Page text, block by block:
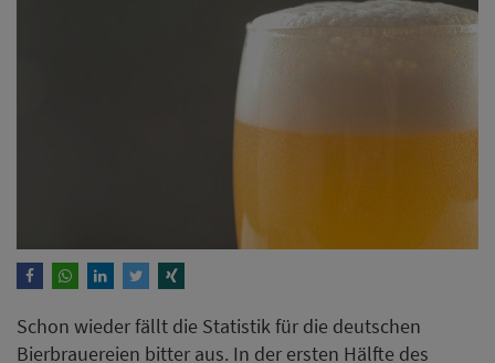
Schon wieder fällt die Statistik für die deutschen
Bierbrauereien bitter aus. In der ersten Hälfte des